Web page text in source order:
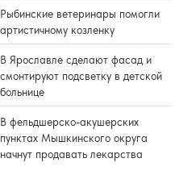
Рыбинские ветеринары помогли
артистичному козленку
В Ярославле сделают фасад и
смонтируют подсветку в детской
больнице
В фельдшерско-акушерских
пунктах Мышкинского округа
начнут продавать лекарства